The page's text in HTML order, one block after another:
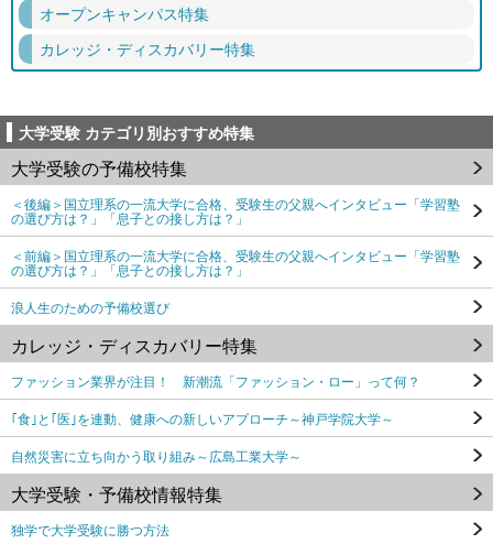
オープンキャンパス特集
カレッジ・ディスカバリー特集
大学受験 カテゴリ別おすすめ特集
大学受験の予備校特集
＜後編＞国立理系の一流大学に合格、受験生の父親へインタビュー「学習塾
の選び方は？」「息子との接し方は？」
＜前編＞国立理系の一流大学に合格、受験生の父親へインタビュー「学習塾
の選び方は？」「息子との接し方は？」
浪人生のための予備校選び
カレッジ・ディスカバリー特集
ファッション業界が注目！ 新潮流「ファッション・ロー」って何？
｢食｣と｢医｣を連動、健康への新しいアプローチ～神戸学院大学～
自然災害に立ち向かう取り組み～広島工業大学～
大学受験・予備校情報特集
独学で大学受験に勝つ方法